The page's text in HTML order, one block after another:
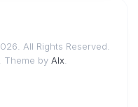
All Rights Reserved.
. Theme by Alx